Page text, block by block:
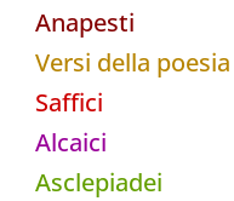
Anapesti
Versi della
Saffici
Alcaici
Asclepiadei